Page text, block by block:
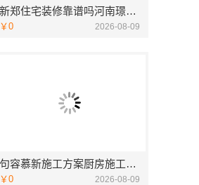
新郑住宅装修靠谱吗河南璟臻环保建材有限公司标准化施工
￥0 2026-08-09
句容慕新施工方案厨房施工流程-慕新不锈钢
￥0 2026-08-09